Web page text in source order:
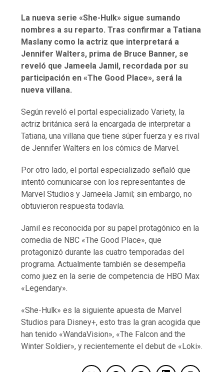
La nueva serie «She-Hulk» sigue sumando
nombres a su reparto. Tras confirmar a Tatiana
Maslany como la actriz que interpretará a
Jennifer Walters, prima de Bruce Banner, se
reveló que Jameela Jamil, recordada por su
participación en «The Good Place», será la
nueva villana.
Según reveló el portal especializado Variety, la
actriz británica será la encargada de interpretar a
Tatiana, una villana que tiene súper fuerza y es rival
de Jennifer Walters en los cómics de Marvel.
Por otro lado, el portal especializado señaló que
intentó comunicarse con los representantes de
Marvel Studios y Jameela Jamil; sin embargo, no
obtuvieron respuesta todavía.
Jamil es reconocida por su papel protagónico en la
comedia de NBC «The Good Place», que
protagonizó durante las cuatro temporadas del
programa. Actualmente también se desempeña
como juez en la serie de competencia de HBO Max
«Legendary».
«She-Hulk» es la siguiente apuesta de Marvel
Studios para Disney+, esto tras la gran acogida que
han tenido «WandaVision», «The Falcon and the
Winter Soldier», y recientemente el debut de «Loki».